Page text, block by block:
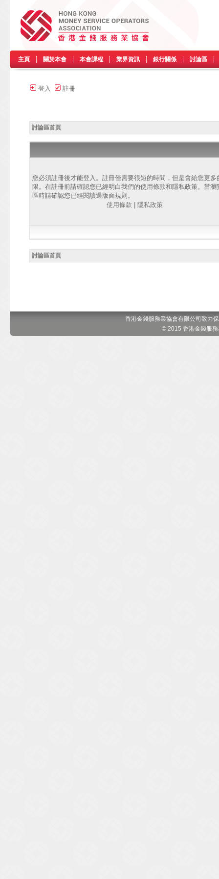
主頁 關於本會 本會課程 業界資訊 銀行關係 討論區
登入 註冊
討論區首頁
您必須註冊後才能登入。註冊僅需要很短的時間，但是會給您更多
限。在註冊前請確認您已經明白我們的使用條款和隱私政策。當瀏
區時請確認您已經閱讀過版面規則。
使用條款
隱私政策
討論區首頁
香港金錢服務業協會有限公司致力
© 2015 香港金錢服